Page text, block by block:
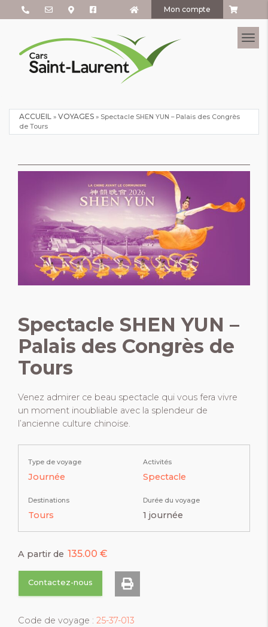
Mon compte
ACCUEIL » VOYAGES » Spectacle SHEN YUN – Palais des Congrès
de Tours
Spectacle SHEN YUN –
Palais des Congrès de
Tours
Venez admirer ce beau spectacle qui vous fera vivre
un moment inoubliable avec la splendeur de
l’ancienne culture chinoise.
Type de voyage
Journée
Activités
Spectacle
Destinations
Tours
Durée du voyage
1 journée
A partir de 135.00 €
Contactez-nous
Code de voyage : 25-37-013